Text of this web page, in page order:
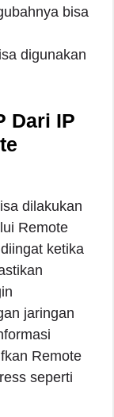
bisa
digunakan
Dari IP
dilakukan
Remote
ketika
jaringan
Remote
seperti